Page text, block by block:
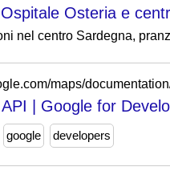
Osteria e
nel centro Sardegna,
maps/
| Google for
google developers